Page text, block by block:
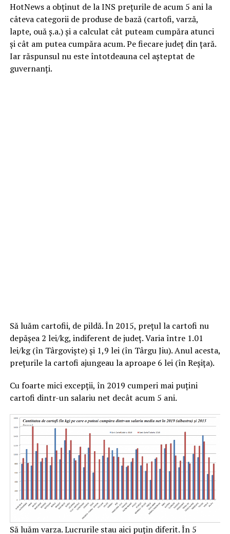
HotNews a obținut de la INS prețurile de acum 5 ani la
câteva categorii de produse de bază (cartofi, varză,
lapte, ouă ș.a.) și a calculat cât puteam cumpăra atunci
și cât am putea cumpăra acum. Pe fiecare județ din țară.
Iar răspunsul nu este întotdeauna cel așteptat de
guvernanți.
Să luăm cartofii, de pildă. În 2015, prețul la cartofi nu
depășea 2 lei/kg, indiferent de județ. Varia între 1.01
lei/kg (în Târgoviște) și 1,9 lei (în Târgu Jiu). Anul acesta,
prețurile la cartofi ajungeau la aproape 6 lei (în Reșița).
Cu foarte mici excepții, în 2019 cumperi mai puțini
cartofi dintr-un salariu net decât acum 5 ani.
Să luăm varza. Lucrurile stau aici puțin diferit. În 5